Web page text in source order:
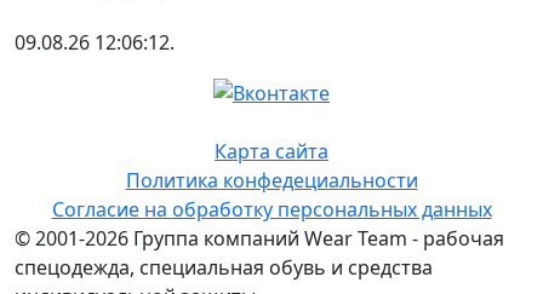
09.08.26 12:06:12.
Карта сайта
Политика конфедециальности
Согласие на обработку персональных данных
© 2001-2026 Группа компаний Wear Team - рабочая
спецодежда, специальная обувь и средства